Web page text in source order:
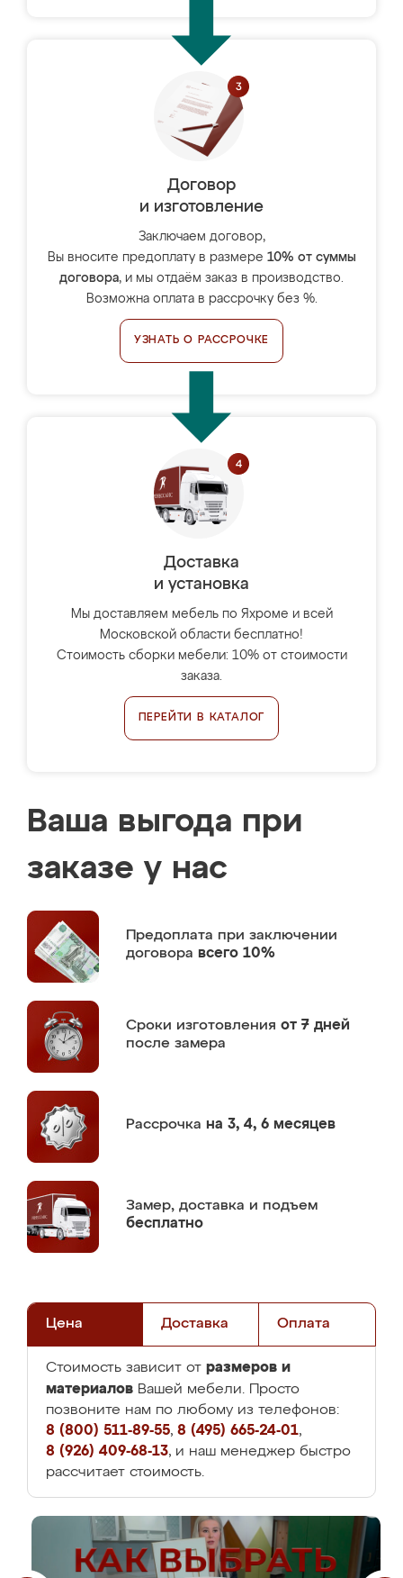
Договор
и изготовление
Заключаем договор,
Вы вносите предоплату в размере 10% от суммы
договора, и мы отдаём заказ в производство.
Возможна оплата в рассрочку без %.
УЗНАТЬ О РАССРОЧКЕ
Доставка
и установка
Мы доставляем мебель по Яхроме и всей
Московской области бесплатно!
Стоимость сборки мебели: 10% от стоимости
заказа.
ПЕРЕЙТИ В КАТАЛОГ
Ваша выгода при
заказе у нас
Предоплата при заключении
договора всего 10%
Сроки изготовления от 7 дней
после замера
Рассрочка на 3, 4, 6 месяцев
Замер, доставка и подъем
бесплатно
Цена Доставка Оплата
Стоимость зависит от размеров и
материалов Вашей мебели. Просто
позвоните нам по любому из телефонов:
8 (800) 511-89-55, 8 (495) 665-24-01,
8 (926) 409-68-13, и наш менеджер быстро
рассчитает стоимость.